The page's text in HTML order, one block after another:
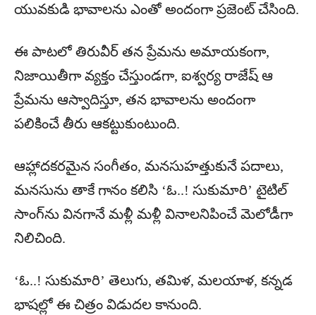
యువకుడి భావాలను ఎంతో అందంగా ప్రజెంట్ చేసింది.
ఈ పాటలో తిరువీర్ తన ప్రేమను అమాయకంగా,
నిజాయితీగా వ్యక్తం చేస్తుండగా, ఐశ్వర్య రాజేష్ ఆ
ప్రేమను ఆస్వాదిస్తూ, తన భావాలను అందంగా
పలికించే తీరు ఆకట్టుకుంటుంది.
ఆహ్లాదకరమైన సంగీతం, మనసుహత్తుకునే పదాలు,
మనసును తాకే గానం కలిసి ‘ఓ..! సుకుమారి’ టైటిల్
సాంగ్‌ను వినగానే మళ్లీ మళ్లీ వినాలనిపించే మెలోడీగా
నిలిచింది.
‘ఓ..! సుకుమారి’ తెలుగు, తమిళ, మలయాళ, కన్నడ
భాషల్లో ఈ చిత్రం విడుదల కానుంది.